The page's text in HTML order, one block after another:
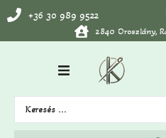
+36 30 989 9522
2840 Oroszlány,